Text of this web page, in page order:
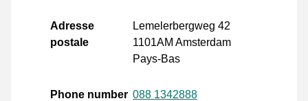
Adresse
postale
Lemelerbergweg 42
1101AM Amsterdam
Pays-Bas
Phone number 088 1342888